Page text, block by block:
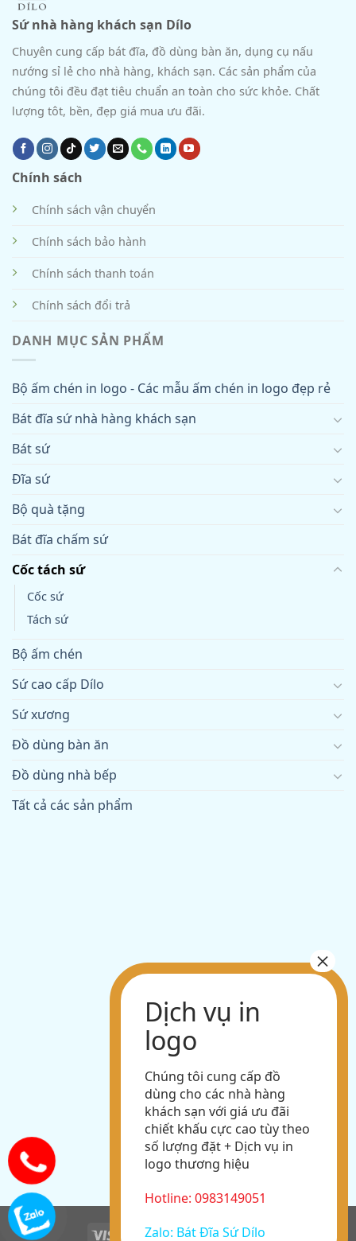
Sứ nhà hàng khách sạn Dílo
Chuyên cung cấp bát đĩa, đồ dùng bàn ăn, dụng cụ nấu
nướng sỉ lẻ cho nhà hàng, khách sạn. Các sản phẩm của
chúng tôi đều đạt tiêu chuẩn an toàn cho sức khỏe. Chất
lượng tôt, bền, đẹp giá mua ưu đãi.
Chính sách
Chính sách vận chuyển
Chính sách bảo hành
Chính sách thanh toán
Chính sách đổi trả
DANH MỤC SẢN PHẨM
Bộ ấm chén in logo - Các mẫu ấm chén in logo đẹp rẻ
Bát đĩa sứ nhà hàng khách sạn
Bát sứ
Đĩa sứ
Bộ quà tặng
Bát đĩa chấm sứ
Cốc tách sứ
Cốc sứ
Tách sứ
Bộ ấm chén
Sứ cao cấp Dílo
Sứ xương
Đồ dùng bàn ăn
Đồ dùng nhà bếp
Tất cả các sản phẩm
Chúng tôi cung cấp đồ
dùng cho các nhà hàng
khách sạn với giá ưu đãi
chiết khấu cực cao tùy theo
số lượng đặt + Dịch vụ in
logo thương hiệu
Hotline: 0983149051
Zalo: Bát Đĩa Sứ Dílo